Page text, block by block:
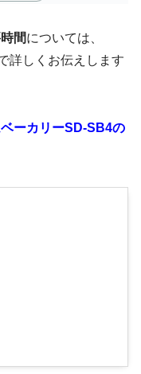
間については、
詳しくお伝えします
ーカリーSD-SB4の